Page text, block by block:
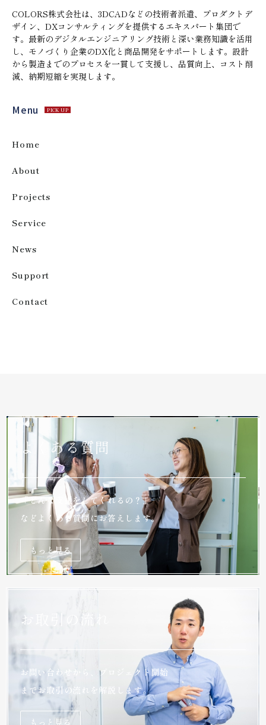
COLORS株式会社は、3DCADなどの技術者派遣、プロダクトデ
ザイン、DXコンサルティングを提供するエキスパート集団で
す。最新のデジタルエンジニアリング技術と深い業務知識を活用
し、モノづくり企業のDX化と商品開発をサポートします。設計
から製造までのプロセスを一貫して支援し、品質向上、コスト削
減、納期短縮を実現します。
Menu PICK UP
Home
About
Projects
Service
News
Support
Contact
よくある質問
「どんな支援をしてくれるの？」
などよくある質問にお答えします。
もっと見る
お取引の流れ
お問い合わせから、プロジェクト開始
までお取引の流れを解説します。
もっと見る